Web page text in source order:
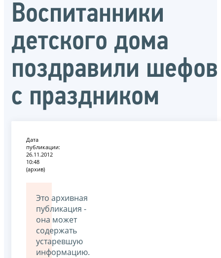
Воспитанники
детского дома
поздравили шефов
с праздником
Дата
публикации:
26.11.2012
10:48
(архив)
Это архивная
публикация -
она может
содержать
устаревшую
информацию.